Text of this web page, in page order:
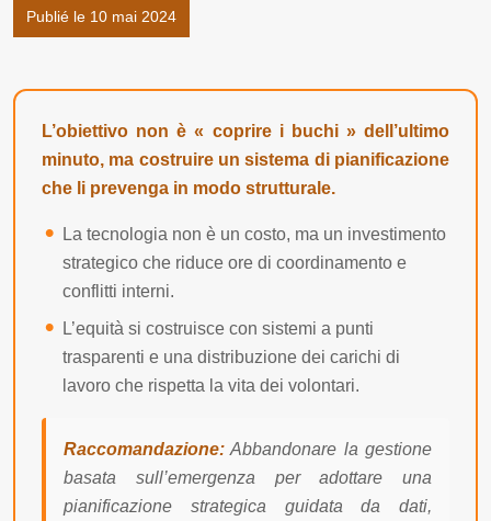
Publié le 10 mai 2024
L’obiettivo non è « coprire i buchi » dell’ultimo
minuto, ma costruire un sistema di pianificazione
che li prevenga in modo strutturale.
La tecnologia non è un costo, ma un investimento
strategico che riduce ore di coordinamento e
conflitti interni.
L’equità si costruisce con sistemi a punti
trasparenti e una distribuzione dei carichi di
lavoro che rispetta la vita dei volontari.
Raccomandazione: Abbandonare la gestione
basata sull’emergenza per adottare una
pianificazione strategica guidata da dati,